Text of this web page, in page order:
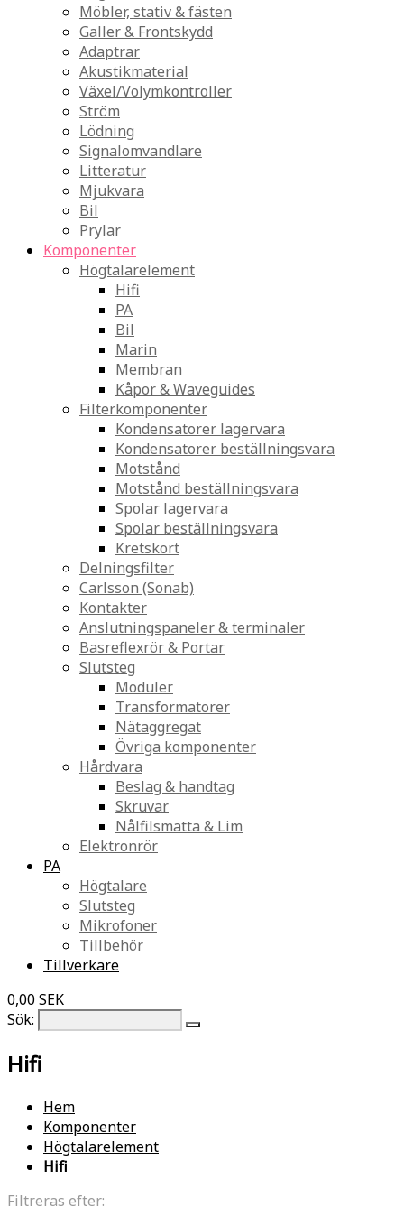
Möbler, stativ & fästen
Galler & Frontskydd
Adaptrar
Akustikmaterial
Växel/Volymkontroller
Ström
Lödning
Signalomvandlare
Litteratur
Mjukvara
Bil
Prylar
Komponenter
Högtalarelement
Hifi
PA
Bil
Marin
Membran
Kåpor & Waveguides
Filterkomponenter
Kondensatorer lagervara
Kondensatorer beställningsvara
Motstånd
Motstånd beställningsvara
Spolar lagervara
Spolar beställningsvara
Kretskort
Delningsfilter
Carlsson (Sonab)
Kontakter
Anslutningspaneler & terminaler
Basreflexrör & Portar
Slutsteg
Moduler
Transformatorer
Nätaggregat
Övriga komponenter
Hårdvara
Beslag & handtag
Skruvar
Nålfilsmatta & Lim
Elektronrör
PA
Högtalare
Slutsteg
Mikrofoner
Tillbehör
Tillverkare
0,00 SEK
Sök:
Hifi
Hem
Komponenter
Högtalarelement
Hifi
Filtreras efter: